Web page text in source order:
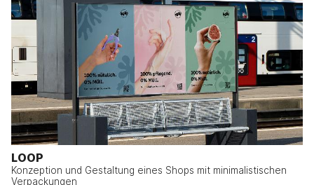
LOOP
Konzeption und Gestaltung eines Shops mit minimalistischen
Verpackungen